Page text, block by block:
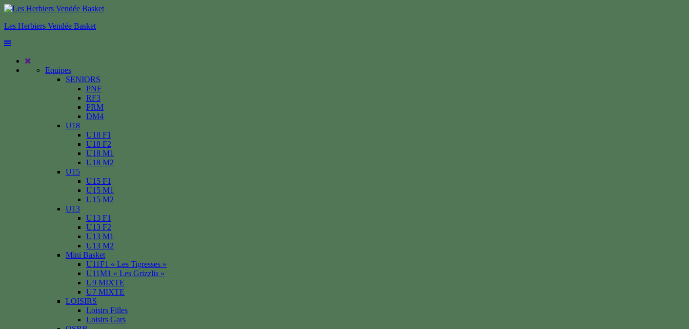
Les Herbiers Vendée Basket
Equipes
SENIORS
PNF
RF3
PRM
DM4
U18
U18 F1
U18 F2
U18 M1
U18 M2
U15
U15 F1
U15 M1
U15 M2
U13
U13 F1
U13 F2
U13 M1
U13 M2
Mini Basket
U11F1 « Les Tigresses »
U11M1 « Les Grizzlis »
U9 MIXTE
U7 MIXTE
LOISIRS
Loisirs Filles
Loisirs Gars